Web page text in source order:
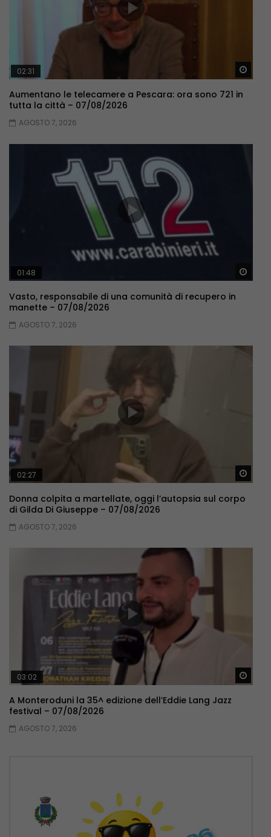
02:31
Aumentano le telecamere a Pescara: ora sono 721 in
tutta la città – 07/08/2026
AGOSTO 7, 2026
01:48
Vasto, responsabile di una comunità di recupero in
manette – 07/08/2026
AGOSTO 7, 2026
02:27
Donna colpita a martellate, oggi l’autopsia sul corpo
di Gilda Di Giuseppe – 07/08/2026
AGOSTO 7, 2026
03:02
A Monteroduni la 35^ edizione dell’Eddie Lang Jazz
festival – 07/08/2026
AGOSTO 7, 2026